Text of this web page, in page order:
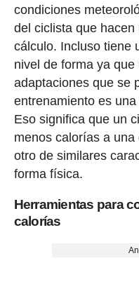
condiciones
del ciclista que hacen
cálculo. Incluso tiene
nivel de forma ya
adaptaciones que se
entrenamiento es
Eso significa que un
menos calorías a
otro de similares
forma física.
Herramientas para
calorías